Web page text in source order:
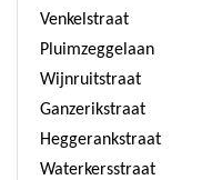
Venkelstraat
Pluimzeggelaan
Wijnruitstraat
Ganzerikstraat
Heggerankstraat
Waterkersstraat